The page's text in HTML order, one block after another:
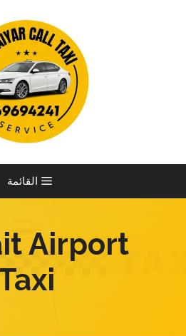
القائمة
Airport